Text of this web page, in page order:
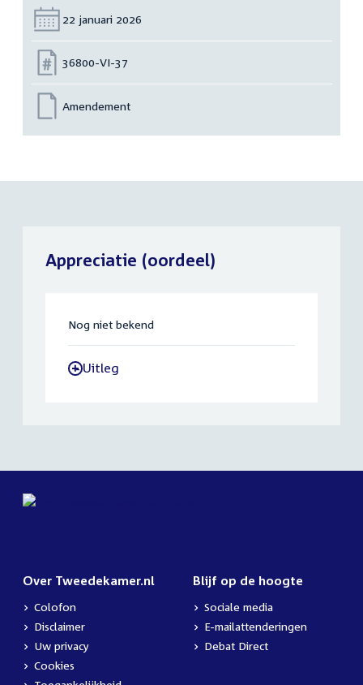
Datum:
22 januari 2026
Nummer:
36800-VI-37
Amendement
Appreciatie (oordeel)
Nog niet bekend
-Uitleg
Over Tweedekamer.nl
Colofon
Disclaimer
Uw privacy
Cookies
Blijf op de hoogte
Sociale media
E-mailattenderingen
Debat Direct